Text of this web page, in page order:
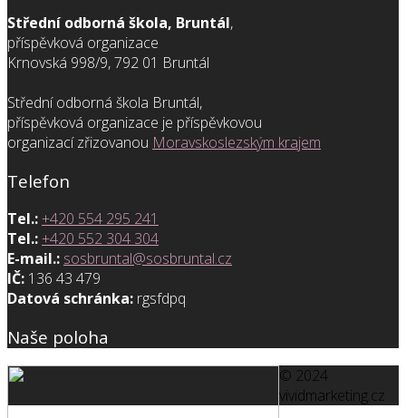
Střední odborná škola, Bruntál,
příspěvková organizace
Krnovská 998/9, 792 01 Bruntál
Střední odborná škola Bruntál,
příspěvková organizace je příspěvkovou
organizací zřizovanou Moravskoslezským krajem
Telefon
Tel.:+420 554 295 241
Tel.:+420 552 304 304
E-mail.: sosbruntal@sosbruntal.cz
IČ: 136 43 479
Datová schránka: rgsfdpq
Naše poloha
© 2024
vividmarketing.cz